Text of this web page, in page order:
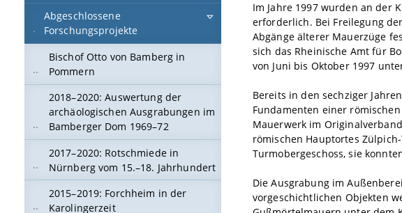
Abgeschlossene
Forschungsprojekte
Bischof Otto von Bamberg in
Pommern
2018–2020: Auswertung der
archäologischen Ausgrabungen im
Bamberger Dom 1969–72
2017–2020: Rotschmiede in
Nürnberg vom 15.–18. Jahrhundert
2015–2019: Forchheim in der
Karolingerzeit
Im Jahre 1997 wurden an der
erforderlich. Bei Freilegung
Abgänge älterer Mauerzüge
sich das Rheinische Amt für
von Juni bis Oktober 1997
Bereits in den sechziger
Fundamenten einer
Mauerwerk im
römischen Hauptortes
Turmobergeschoss, sie
Die Ausgrabung im
vorgeschichtlichen Objekten